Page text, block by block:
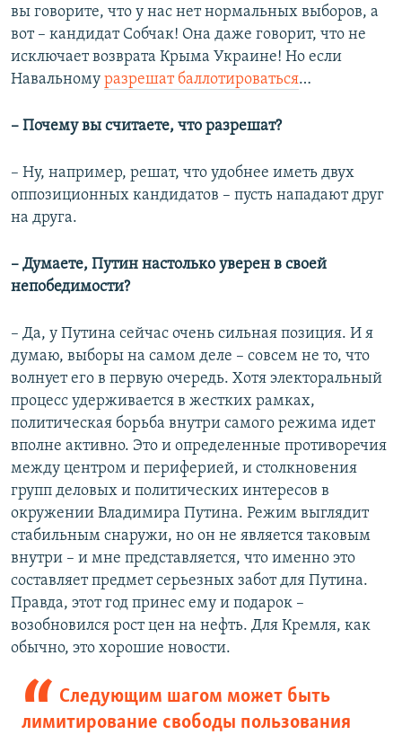
вы говорите, что у нас нет нормальных выборов, а
вот – кандидат Собчак! Она даже говорит, что не
исключает возврата Крыма Украине! Но если
Навальному разрешат баллотироваться…
– Почему вы считаете, что разрешат?
– Ну, например, решат, что удобнее иметь двух
оппозиционных кандидатов – пусть нападают друг
на друга.
– Думаете, Путин настолько уверен в своей
непобедимости?
– Да, у Путина сейчас очень сильная позиция. И я
думаю, выборы на самом деле – совсем не то, что
волнует его в первую очередь. Хотя электоральный
процесс удерживается в жестких рамках,
политическая борьба внутри самого режима идет
вполне активно. Это и определенные противоречия
между центром и периферией, и столкновения
групп деловых и политических интересов в
окружении Владимира Путина. Режим выглядит
стабильным снаружи, но он не является таковым
внутри – и мне представляется, что именно это
составляет предмет серьезных забот для Путина.
Правда, этот год принес ему и подарок –
возобновился рост цен на нефть. Для Кремля, как
обычно, это хорошие новости.
Следующим шагом может быть
лимитирование свободы пользования